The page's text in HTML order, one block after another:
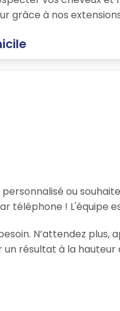
grâce à nos
ou
! L'équipe
N’attendez
résultat à la